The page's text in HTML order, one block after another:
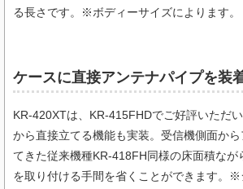
る長さです。※ボディーサイズによります。
ケースに直接アンテナパイプを装
KR-420XTは、KR-415FHDでご好評いただ
から直接立てる機能も実装。受信機側面か
てきた従来機種KR-418FH同様の床面積なが
を取り付ける手間を省くことができます。